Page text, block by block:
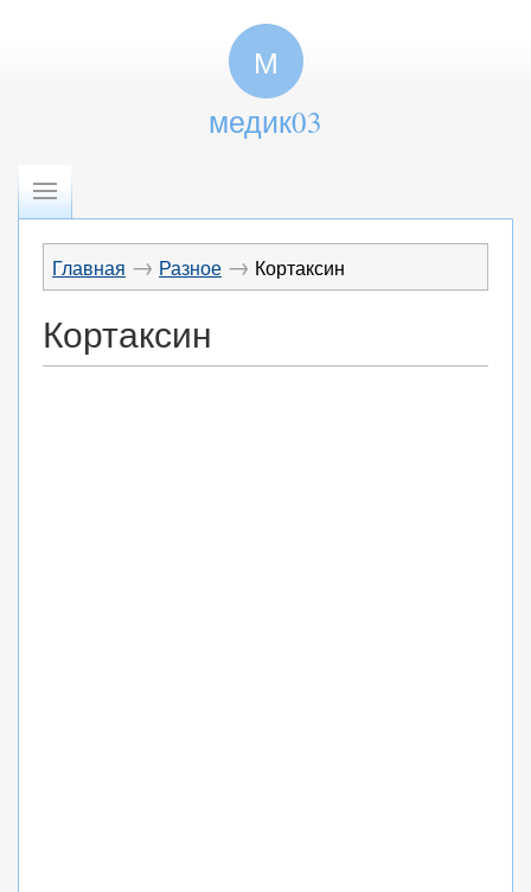
М
медик03
Главная → Разное → Кортаксин
Кортаксин